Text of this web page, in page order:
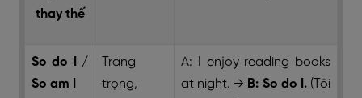
thay thế
So do I /
So am I
Trang
trọng,
A: I enjoy reading books
at night. → B: So do I. (Tôi